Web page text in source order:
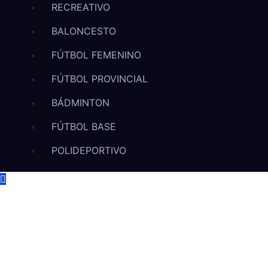
RECREATIVO
BALONCESTO
FÚTBOL FEMENINO
FÚTBOL PROVINCIAL
BÁDMINTON
FÚTBOL BASE
POLIDEPORTIVO